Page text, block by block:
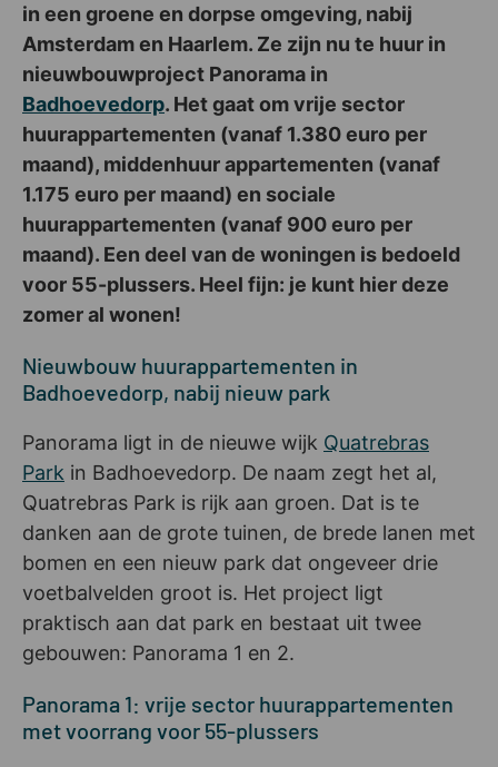
in een groene en dorpse omgeving, nabij
Amsterdam en Haarlem. Ze zijn nu te huur in
nieuwbouwproject Panorama in
Badhoevedorp. Het gaat om vrije sector
huurappartementen (vanaf 1.380 euro per
maand), middenhuur appartementen (vanaf
1.175 euro per maand) en sociale
huurappartementen (vanaf 900 euro per
maand). Een deel van de woningen is bedoeld
voor 55-plussers. Heel fijn: je kunt hier deze
zomer al wonen!
Nieuwbouw huurappartementen in
Badhoevedorp, nabij nieuw park
Panorama ligt in de nieuwe wijk Quatrebras
Park in Badhoevedorp. De naam zegt het al,
Quatrebras Park is rijk aan groen. Dat is te
danken aan de grote tuinen, de brede lanen met
bomen en een nieuw park dat ongeveer drie
voetbalvelden groot is. Het project ligt
praktisch aan dat park en bestaat uit twee
gebouwen: Panorama 1 en 2.
Panorama 1: vrije sector huurappartementen
met voorrang voor 55-plussers